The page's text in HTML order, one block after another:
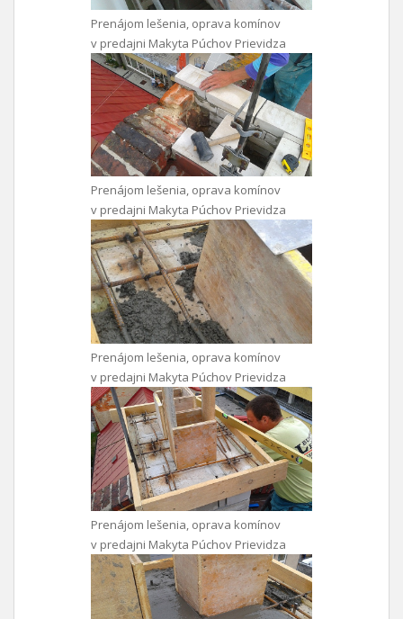
Prenájom lešenia, oprava komínov
v predajni Makyta Púchov Prievidza
Prenájom lešenia, oprava komínov
v predajni Makyta Púchov Prievidza
Prenájom lešenia, oprava komínov
v predajni Makyta Púchov Prievidza
Prenájom lešenia, oprava komínov
v predajni Makyta Púchov Prievidza